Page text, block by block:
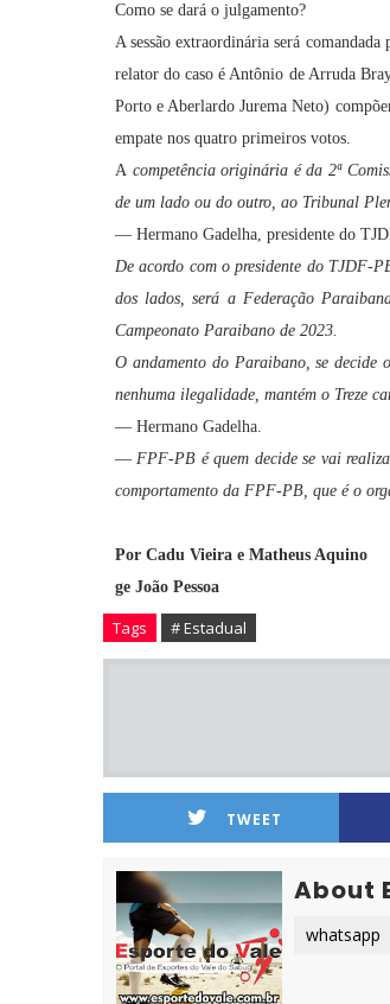
Como se dará o julgamento?
A sessão extraordinária será
relator do caso é Antônio de Arruda
Porto e Aberlardo Jurema Neto)
empate nos quatro primeiros votos.
A competência originária é da 2ª
de um lado ou do outro, ao Tribunal
— Hermano Gadelha, presidente do
De acordo com o presidente do TJDF-
dos lados, será a Federação
Campeonato Paraibano de 2023.
O andamento do Paraibano, se decide
nenhuma ilegalidade, mantém o Treze
— Hermano Gadelha.
—FPF-PB é quem decide se vai
comportamento da FPF-PB, que é o
Por Cadu Vieira e Matheus Aquino
ge João Pessoa
Tags # Estadual
TWEET
About
whatsapp